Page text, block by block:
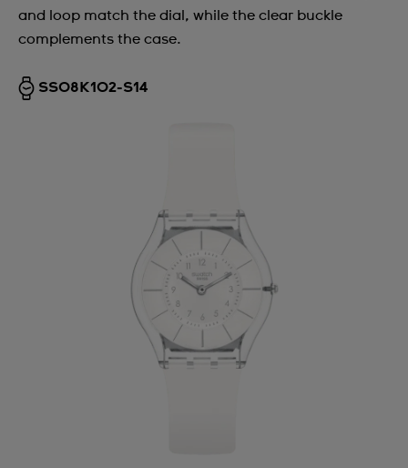
and loop match the dial, while the clear buckle
complements the case.
SS08K102-S14